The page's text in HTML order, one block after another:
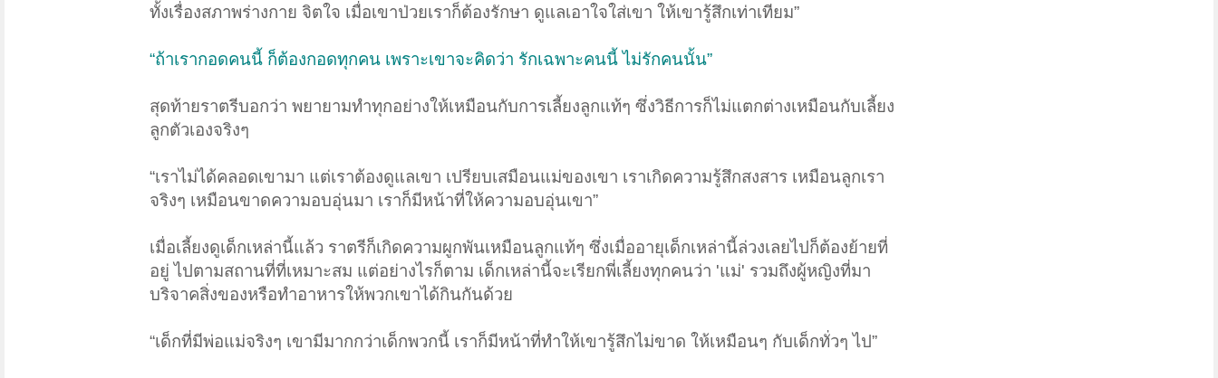
ทั้งเรื่องสภาพร่างกาย จิตใจ เมื่อเขาป่วยเราก็ต้องรักษา ดูแลเอาใจใส่เขา ให้เขารู้สึกเท่าเทียม”​
“ถ้าเรากอดคนนี้ ก็ต้องกอดทุกคน เพราะเขาจะคิดว่า รักเฉพาะคนนี้ ไม่รักคนนั้น”
สุดท้ายราตรีบอกว่า พยายามทำทุกอย่างให้เหมือนกับการเลี้ยงลูกแท้ๆ ซึ่งวิธีการก็ไม่แตกต่างเหมือนกับเลี้ยง
ลูกตัวเองจริงๆ​
“เราไม่ได้คลอดเขามา แต่เราต้องดูแลเขา เปรียบเสมือนแม่ของเขา เราเกิดความรู้สึกสงสาร เหมือนลูกเรา
จริงๆ เหมือนขาดความอบอุ่นมา เราก็มีหน้าที่ให้ความอบอุ่นเขา”​
เมื่อเลี้ยงดูเด็กเหล่านี้แล้ว ราตรีก็เกิดความผูกพันเหมือนลูกแท้ๆ ซึ่งเมื่ออายุเด็กเหล่านี้ล่วงเลยไปก็ต้องย้ายที่
อยู่ ไปตามสถานที่ที่เหมาะสม แต่อย่างไรก็ตาม เด็กเหล่านี้จะเรียกพี่เลี้ยงทุกคนว่า 'แม่' รวมถึงผู้หญิงที่มา
บริจาคสิ่งของหรือทำอาหารให้พวกเขาได้กินกันด้วย​
“เด็กที่มีพ่อแม่จริงๆ เขามีมากกว่าเด็กพวกนี้ เราก็มีหน้าที่ทำให้เขารู้สึกไม่ขาด ให้เหมือนๆ กับเด็กทั่วๆ ไป”​